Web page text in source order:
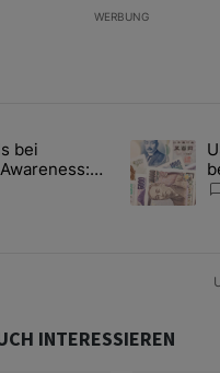
WERBUNG
der am meisten
Titel "Margin Calls bei
bei
Retter-
Ein
INTERESSIEREN